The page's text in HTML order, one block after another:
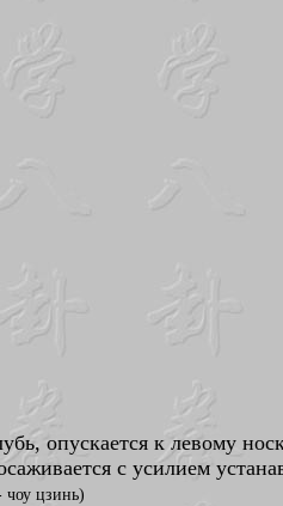
опускается к левому
с усилием
цзинь)